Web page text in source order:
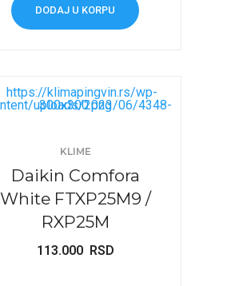
DODAJ U KORPU
KLIME
Daikin Comfora
White FTXP25M9 /
RXP25M
113.000 RSD